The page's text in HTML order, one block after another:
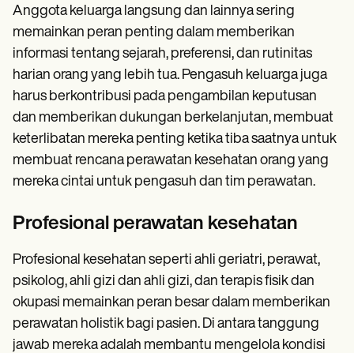
Anggota keluarga langsung dan lainnya sering
memainkan peran penting dalam memberikan
informasi tentang sejarah, preferensi, dan rutinitas
harian orang yang lebih tua. Pengasuh keluarga juga
harus berkontribusi pada pengambilan keputusan
dan memberikan dukungan berkelanjutan, membuat
keterlibatan mereka penting ketika tiba saatnya untuk
membuat rencana perawatan kesehatan orang yang
mereka cintai untuk pengasuh dan tim perawatan.
Profesional perawatan kesehatan
Profesional kesehatan seperti ahli geriatri, perawat,
psikolog, ahli gizi dan ahli gizi, dan terapis fisik dan
okupasi memainkan peran besar dalam memberikan
perawatan holistik bagi pasien. Di antara tanggung
jawab mereka adalah membantu mengelola kondisi